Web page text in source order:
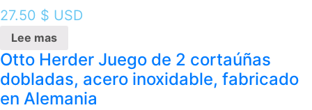
27.50 $ USD
Lee mas
Otto Herder Juego de 2 cortaúñas
dobladas, acero inoxidable, fabricado
en Alemania